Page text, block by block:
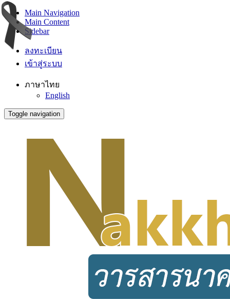
Main Navigation
Main Content
Sidebar
ลงทะเบียน
เข้าสู่ระบบ
ภาษาไทย
English
Toggle navigation